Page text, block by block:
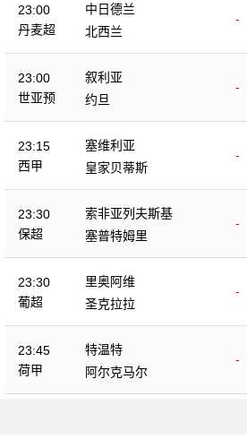
23:00
丹麦超
中日德兰
-
北西兰
23:00
世亚预
叙利亚
-
约旦
23:15
西甲
塞维利亚
-
皇家贝蒂斯
23:30
保超
索非亚列夫斯基
-
塞普特姆里
23:30
葡超
里奥阿维
-
圣克拉拉
23:45
荷甲
特温特
-
阿尔克马尔